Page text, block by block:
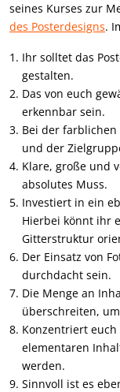
seines Kurses zur
des Posterdesigns.
Ihr solltet das
gestalten.
Das von euch
erkennbar sein.
Bei der
und der
Klare, große und
absolutes Muss.
Investiert in ein
Hierbei könnt ihr
Gitterstruktur
Der Einsatz von
durchdacht sein.
Die Menge an
überschreiten,
Konzentriert
elementaren
werden.
Sinnvoll ist es